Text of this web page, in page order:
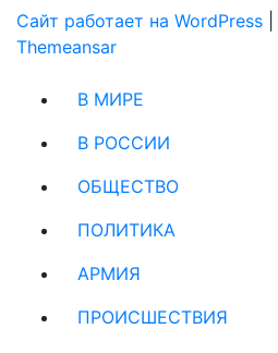
Сайт работает на WordPress
Themeansar
В МИРЕ
В РОССИИ
ОБЩЕСТВО
ПОЛИТИКА
АРМИЯ
ПРОИСШЕСТВИЯ